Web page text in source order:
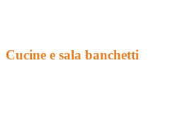
Cucine e sala banchetti